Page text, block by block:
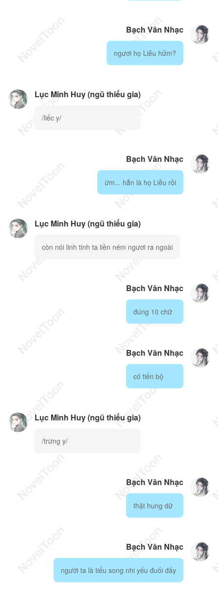
Bạch Vân Nhạc
ngươi họ Liễu hửm?
Lục Minh Huy (ngũ thiếu gia)
/liếc y/
Bạch Vân Nhạc
ừm... hẳn là họ Liễu rồi
Lục Minh Huy (ngũ thiếu gia)
còn nói linh tinh ta liền ném ngươi ra ngoài
Bạch Vân Nhạc
đúng 10 chữ
Bạch Vân Nhạc
có tiến bộ
Lục Minh Huy (ngũ thiếu gia)
/trừng y/
Bạch Vân Nhạc
thật hung dữ
Bạch Vân Nhạc
người ta là tiểu song nhi yếu đuối đấy